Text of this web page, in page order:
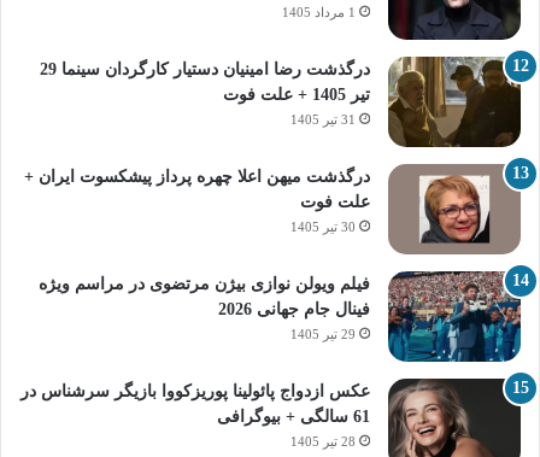
1 مرداد 1405
درگذشت رضا امینیان دستیار کارگردان سینما 29
تیر 1405 + علت فوت
31 تیر 1405
درگذشت میهن اعلا چهره پرداز پیشکسوت ایران +
علت فوت
30 تیر 1405
فیلم ویولن نوازی بیژن مرتضوی در مراسم ویژه
فینال جام جهانی 2026
29 تیر 1405
عکس ازدواج پائولینا پوریزکووا بازیگر سرشناس در
61 سالگی + بیوگرافی
28 تیر 1405